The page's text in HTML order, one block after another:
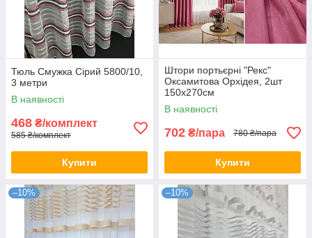
Тюль Смужка Сірий 5800/10,
3 метри
В наявності
468 ₴/комплект
585 ₴/комплект
Купити
Штори портьєрні "Рекс"
Оксамитова Орхідея, 2шт
150х270см
В наявності
702 ₴/пара 780 ₴/пара
Купити
–10% –10%